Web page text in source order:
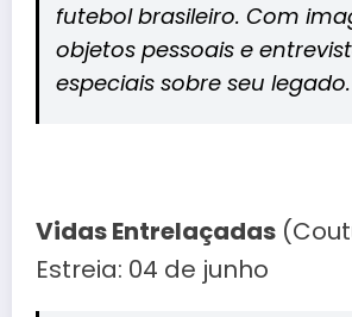
futebol brasileiro. Com
objetos pessoais e
especiais sobre seu legado.
Vidas Entrelaçadas
Estreia: 04 de junho